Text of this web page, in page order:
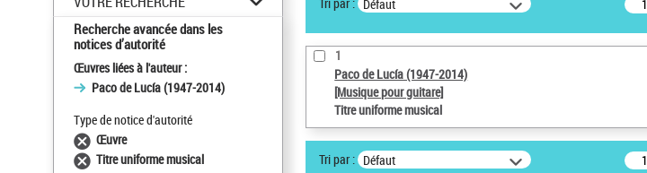
Recherche avancée dans les
notices d’autorité
Œuvres liées à l'auteur :
Paco de Lucía (1947-2014)
Type de notice d'autorité
Œuvre
Titre uniforme musical
Défaut
1
Paco de Lucía (1947-2014)
[Musique pour guitare]
Titre uniforme musical
Tri par : Défaut